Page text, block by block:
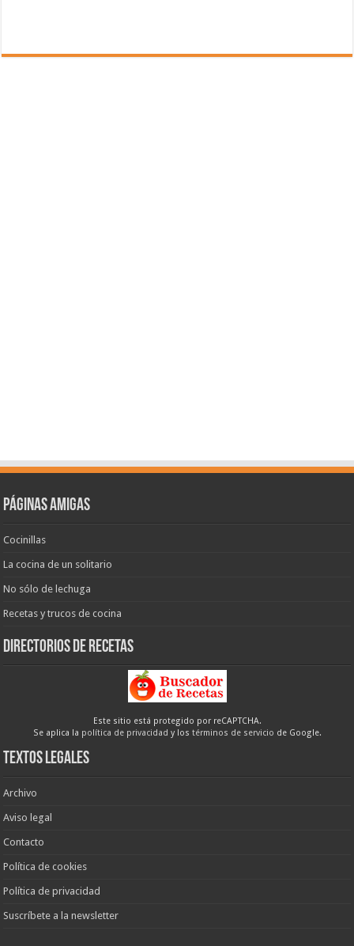
Páginas amigas
Cocinillas
La cocina de un solitario
No sólo de lechuga
Recetas y trucos de cocina
Directorios de recetas
Este sitio está protegido por reCAPTCHA.
Se aplica la política de privacidad y los términos de servicio de Google.
Textos legales
Archivo
Aviso legal
Contacto
Política de cookies
Política de privacidad
Suscríbete a la newsletter